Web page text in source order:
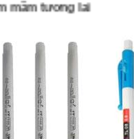
tương lai